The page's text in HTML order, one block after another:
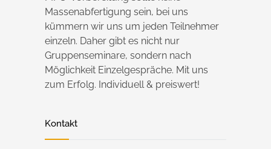
Massenabfertigung sein, bei uns
kümmern wir uns um jeden Teilnehmer
einzeln. Daher gibt es nicht nur
Gruppenseminare, sondern nach
Möglichkeit Einzelgespräche. Mit uns
zum Erfolg. Individuell & preiswert!
Kontakt